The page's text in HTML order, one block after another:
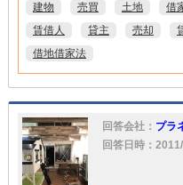
建物 売買 土地 借
賃借人
貸主 売却
借地借家法
回答会社： プラ
回答日時：